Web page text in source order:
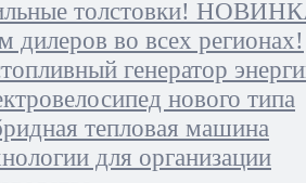
толстовки!
дилеров во всех регионах!
генератор
нового типа
тепловая машина
для организации